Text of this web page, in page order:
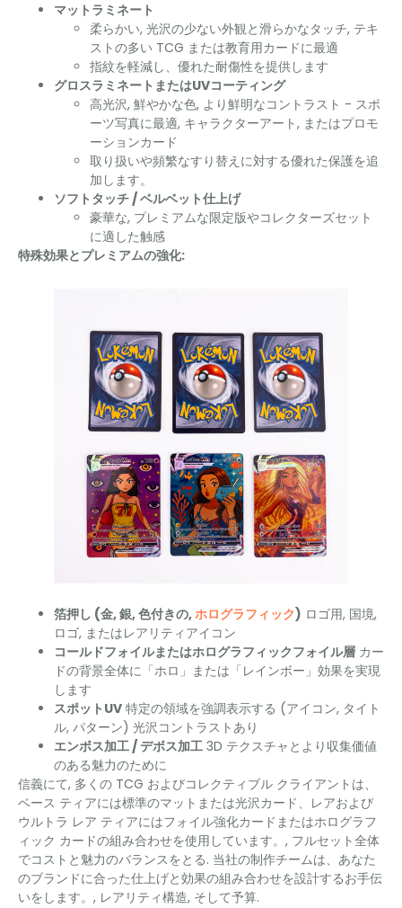
マットラミネート
柔らかい, 光沢の少ない外観と滑らかなタッチ, テキ
ストの多い TCG または教育用カードに最適
指紋を軽減し、優れた耐傷性を提供します
グロスラミネートまたはUVコーティング
高光沢, 鮮やかな色, より鮮明なコントラスト - スポ
ーツ写真に最適, キャラクターアート, またはプロモ
ーションカード
取り扱いや頻繁なすり替えに対する優れた保護を追
加します。
ソフトタッチ / ベルベット仕上げ
豪華な, プレミアムな限定版やコレクターズセット
に適した触感
特殊効果とプレミアムの強化:
箔押し (金, 銀, 色付きの,ホログラフィック) ロゴ用, 国境,
ロゴ, またはレアリティアイコン
コールドフォイルまたはホログラフィックフォイル層 カー
ドの背景全体に「ホロ」または「レインボー」効果を実現
します
スポットUV 特定の領域を強調表示する (アイコン, タイト
ル, パターン) 光沢コントラストあり
エンボス加工 / デボス加工 3D テクスチャとより収集価値
のある魅力のために
信義にて, 多くの TCG およびコレクティブル クライアントは、
ベース ティアには標準のマットまたは光沢カード、レアおよび
ウルトラ レア ティアにはフォイル強化カードまたはホログラフ
ィック カードの組み合わせを使用しています。, フルセット全体
でコストと魅力のバランスをとる. 当社の制作チームは、あなた
のブランドに合った仕上げと効果の組み合わせを設計するお手伝
いをします。, レアリティ構造, そして予算.